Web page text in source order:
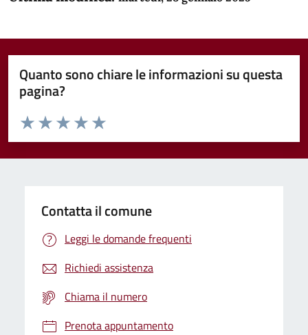
Quanto sono chiare le informazioni su questa
pagina?
Domanda
Valuta da 1 a 5 stelle la pagina
Valuta 5 stelle su 5
Valuta 4 stelle su 5
Valuta 3 stelle su 5
Valuta 2 stelle su 5
Valuta 1 stelle su 5
Contatta il comune
Leggi le domande frequenti
Richiedi assistenza
Chiama il numero
Prenota appuntamento